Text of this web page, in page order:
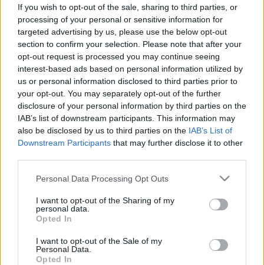
If you wish to opt-out of the sale, sharing to third parties, or
processing of your personal or sensitive information for
targeted advertising by us, please use the below opt-out
section to confirm your selection. Please note that after your
opt-out request is processed you may continue seeing
interest-based ads based on personal information utilized by
us or personal information disclosed to third parties prior to
your opt-out. You may separately opt-out of the further
disclosure of your personal information by third parties on the
IAB’s list of downstream participants. This information may
also be disclosed by us to third parties on the IAB’s List of
Downstream Participants that may further disclose it to other
Please note that this website/app uses one or more Google
not limited to your visit or usage behaviour. You may click to
grant or deny consent to Google and its third-party tags to
use your data for below specified purposes in below Google
consent section.
Personal Data Processing Opt Outs
I want to opt-out of the Sharing of my
personal data.
Opted In
I want to opt-out of the Sale of my
Personal Data.
Opted In
nem mos utána kezet